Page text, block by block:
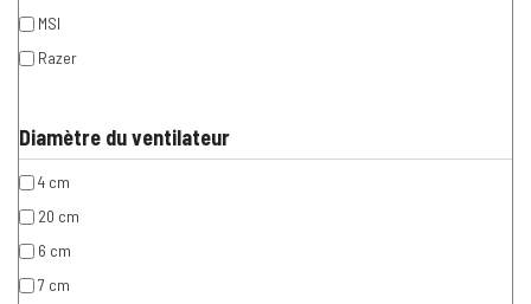
MSI
Razer
Diamètre du ventilateur
4 cm
20 cm
6 cm
7 cm